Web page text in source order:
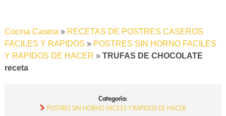
Cocina Casera» RECETAS DE POSTRES CASEROS
FACILES Y RAPIDOS » POSTRES SIN HORNO FACILES
Y RAPIDOS DE HACER » TRUFAS DE CHOCOLATE
receta
Categoría:
POSTRES SIN HORNO FACILES Y RAPIDOS DE HACER